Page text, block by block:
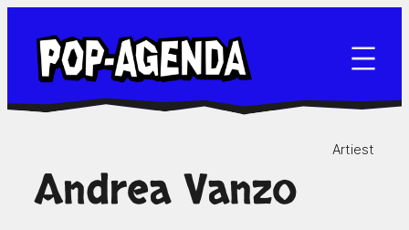
naar
inhoud
Artiest
Andrea Vanzo